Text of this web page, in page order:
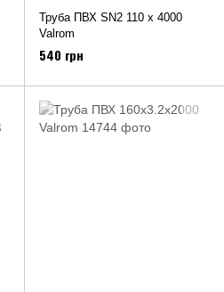
Труба ПВХ SN2 110 х 4000
Valrom
540 грн